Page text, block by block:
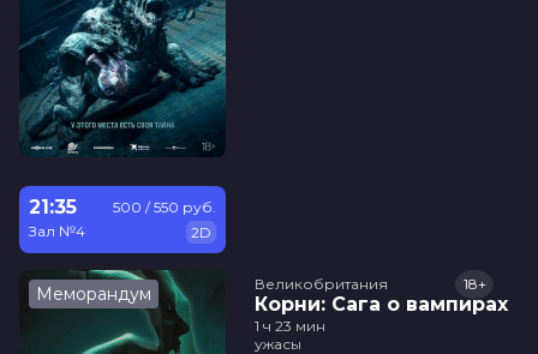
21:35
Зал №4
500 / 550 руб.
2D
Меморандум Великобритания
Корни: Сага о вампирах
18+
1 ч 23 мин
ужасы